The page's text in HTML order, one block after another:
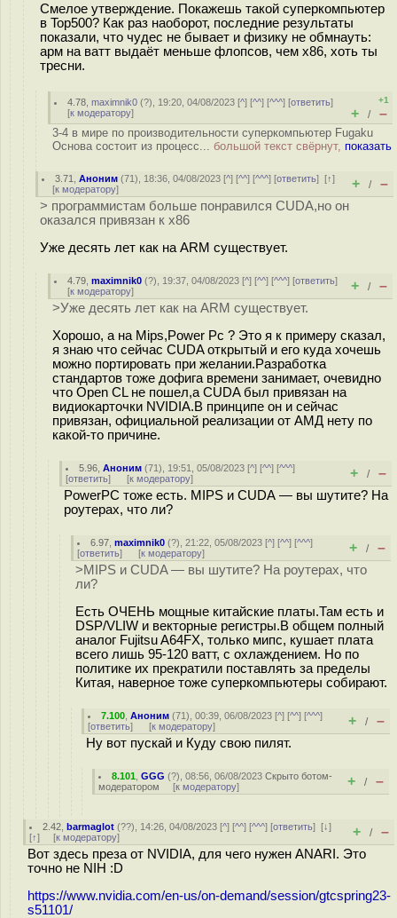
Смелое утверждение. Покажешь такой суперкомпьютер
в Top500? Как раз наоборот, последние результаты
показали, что чудес не бывает и физику не обмнауть:
арм на ватт выдаёт меньше флопсов, чем x86, хоть ты
тресни.
4.78 ,maximnik0 (?), 19:20, 04/08/2023 [^] [^^] [^^^] [ответить]
[к модератору]
+1
+ / –
3-4 в мире по производительности суперкомпьютер Fugaku
Основа состоит из процесс... большой текст свёрнут, показать
3.71 ,Аноним (71), 18:36, 04/08/2023 [^] [^^] [^^^] [ответить][↑]
[к модератору] + / –
> программистам больше понравился CUDA,но он
оказался привязан к x86
Уже десять лет как на ARM существует.
4.79 ,maximnik0 (?), 19:37, 04/08/2023 [^] [^^] [^^^] [ответить]
[к модератору] + / –
>Уже десять лет как на ARM существует.
Хорошо, а на Mips,Power Pc ? Это я к примеру сказал,
я знаю что сейчас CUDA открытый и его куда хочешь
можно портировать при желании.Разработка
стандартов тоже дофига времени занимает, очевидно
что Open CL не пошел,а CUDA был привязан на
видиокарточки NVIDIA.В принципе он и сейчас
привязан, официальной реализации от АМД нету по
какой-то причине.
5.96 ,Аноним (71), 19:51, 05/08/2023 [^] [^^] [^^^]
[ответить] [к модератору] + / –
PowerPC тоже есть. MIPS и CUDA — вы шутите? На
роутерах, что ли?
6.97 ,maximnik0 (?), 21:22, 05/08/2023 [^] [^^] [^^^]
[ответить] [к модератору] + / –
>MIPS и CUDA — вы шутите? На роутерах, что
ли?
Есть ОЧЕНЬ мощные китайские платы.Там есть и
DSP/VLIW и векторные регистры.В общем полный
аналог Fujitsu A64FX, только мипс, кушает плата
всего лишь 95-120 ватт, с охлаждением. Но по
политике их прекратили поставлять за пределы
Китая, наверное тоже суперкомпьютеры собирают.
7.100 ,Аноним (71), 00:39, 06/08/2023 [^] [^^] [^^^]
[ответить] [к модератору] + / –
Ну вот пускай и Куду свою пилят.
8.101 ,GGG (?), 08:56, 06/08/2023Скрыто ботом-
модератором [к модератору] + / –
2.42 ,barmaglot (??), 14:26, 04/08/2023 [^] [^^] [^^^] [ответить][↓]
[↑] [к модератору] + / –
Вот здесь преза от NVIDIA, для чего нужен ANARI. Это
точно не NIH :D
https://www.nvidia.com/en-us/on-demand/session/gtcspring23-
s51101/